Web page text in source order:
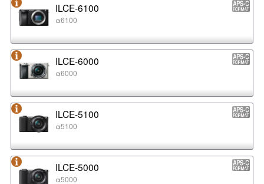
ILCE-6100
α6100
ILCE-6000
α6000
ILCE-5100
α5100
ILCE-5000
α5000